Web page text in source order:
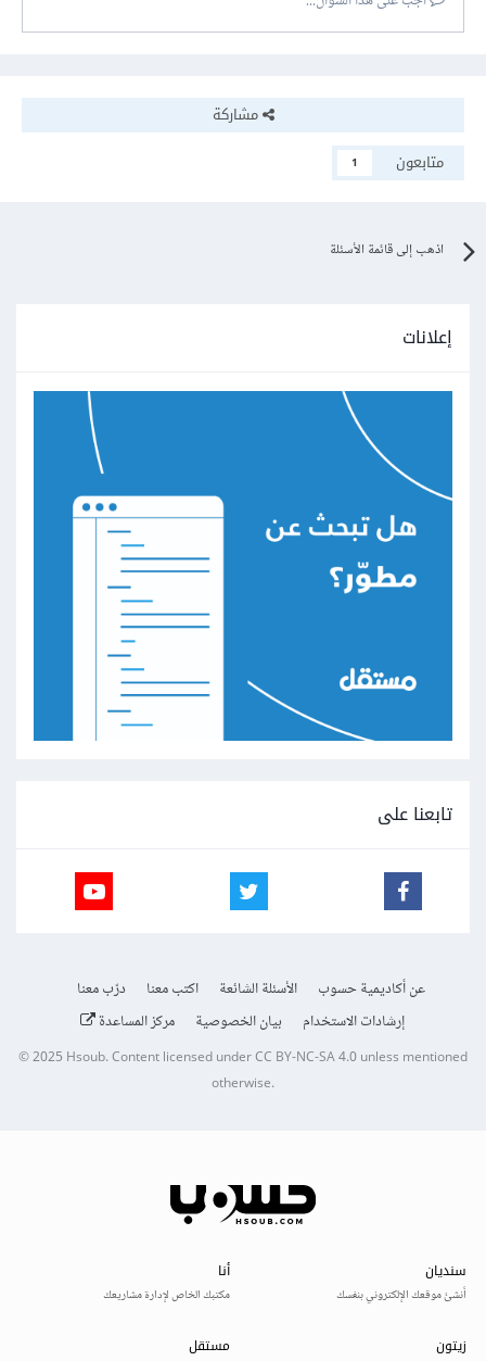
مشاركة
متابعون
1
اذهب إلى قائمة الأسئلة
إعلانات
تابعنا على
عن أكاديمية حسوب الأسئلة الشائعة اكتب معنا
درّب معنا
إرشادات الاستخدام
بيان الخصوصية مركز المساعدة
© 2025Hsoub.Content licensed underCC BY-NC-SA 4.0unless mentioned
otherwise.